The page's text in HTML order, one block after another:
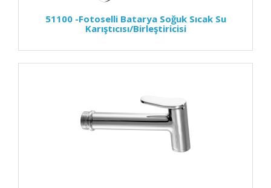
51100 -Fotoselli Batarya Soğuk Sıcak Su
Karıştıcısı/Birleştiricisi